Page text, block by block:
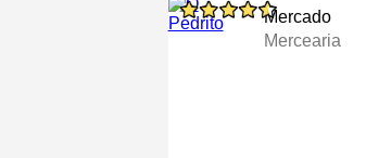
Mercado
Mercearia